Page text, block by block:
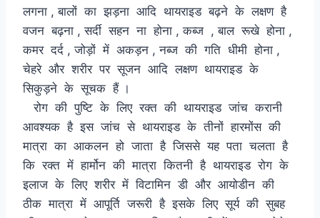
लगना , बालों का झड़ना आदि थायराइड बढ़ने के लक्षण है
वजन बढ़ना , सर्दी सहन ना होना , कब्ज , बाल रूखे होना ,
कमर दर्द , जोड़ों में अकड़न , नब्ज की गति धीमी होना ,
चेहरे और शरीर पर सूजन आदि लक्षण थायराइड के
सिकुड़ने के सूचक हैं ।
रोग की पुष्टि के लिए रक्त की थायराइड जांच करानी
आवश्यक है इस जांच से थायराइड के तीनों हारमोंस की
मात्रा का आकलन हो जाता है जिससे यह पता चलता है
कि रक्त में हार्मोन की मात्रा कितनी है थायराइड रोग के
इलाज के लिए शरीर में विटामिन डी और आयोडीन की
ठीक मात्रा में आपूर्ति जरूरी है इसके लिए सूर्य की सुबह